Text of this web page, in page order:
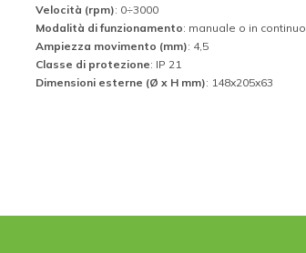
Velocità (rpm): 0÷3000
Modalità di funzionamento: manuale o in continuo
Ampiezza movimento (mm): 4,5
Classe di protezione: IP 21
Dimensioni esterne (Ø x H mm): 148x205x63